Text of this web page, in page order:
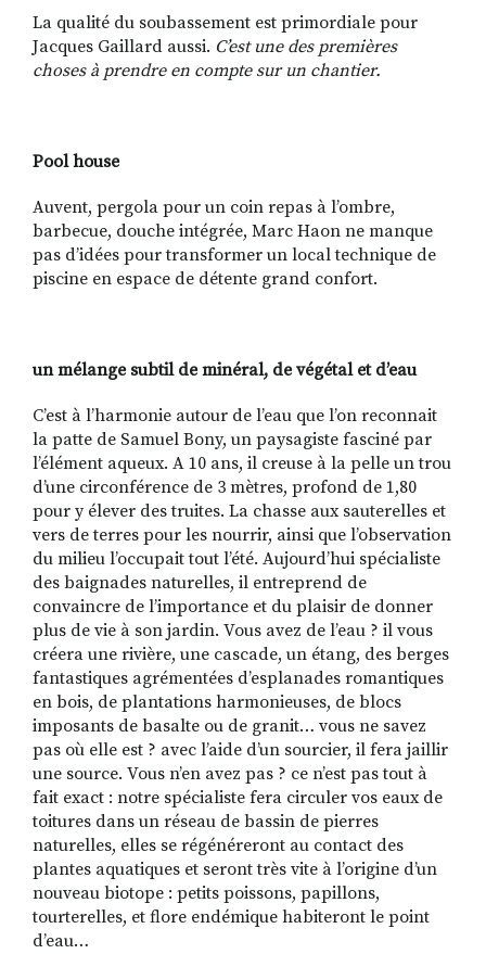
La qualité du soubassement est primordiale pour
Jacques Gaillard aussi. C’est une des premières
choses à prendre en compte sur un chantier.
Pool house
Auvent, pergola pour un coin repas à l’ombre,
barbecue, douche intégrée, Marc Haon ne manque
pas d’idées pour transformer un local technique de
piscine en espace de détente grand confort.
un mélange subtil de minéral, de végétal et d’eau
C’est à l’harmonie autour de l’eau que l’on reconnait
la patte de Samuel Bony, un paysagiste fasciné par
l’élément aqueux. A 10 ans, il creuse à la pelle un trou
d’une circonférence de 3 mètres, profond de 1,80
pour y élever des truites. La chasse aux sauterelles et
vers de terres pour les nourrir, ainsi que l’observation
du milieu l’occupait tout l’été. Aujourd’hui spécialiste
des baignades naturelles, il entreprend de
convaincre de l’importance et du plaisir de donner
plus de vie à son jardin. Vous avez de l’eau ? il vous
créera une rivière, une cascade, un étang, des berges
fantastiques agrémentées d’esplanades romantiques
en bois, de plantations harmonieuses, de blocs
imposants de basalte ou de granit… vous ne savez
pas où elle est ? avec l’aide d’un sourcier, il fera jaillir
une source. Vous n’en avez pas ? ce n’est pas tout à
fait exact : notre spécialiste fera circuler vos eaux de
toitures dans un réseau de bassin de pierres
naturelles, elles se régénéreront au contact des
plantes aquatiques et seront très vite à l’origine d’un
nouveau biotope : petits poissons, papillons,
tourterelles, et flore endémique habiteront le point
d’eau…